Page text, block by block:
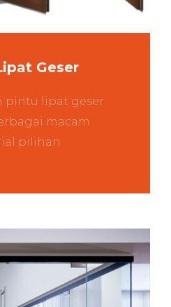
Geser
pintu lipat geser
macam
pilihan